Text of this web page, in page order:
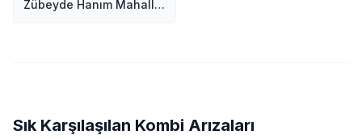
Zübeyde Hanım Mahallesi
Sık Karşılaşılan Kombi Arızaları